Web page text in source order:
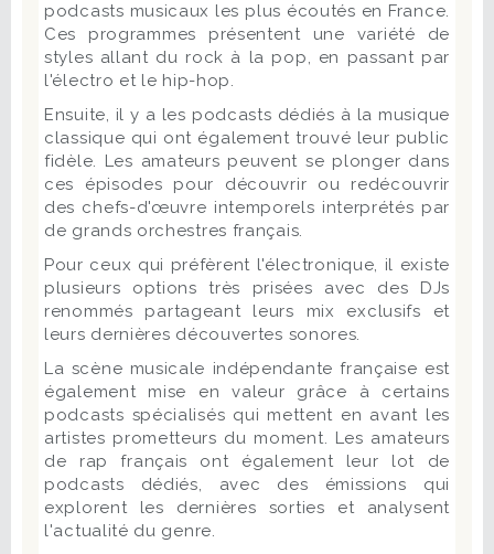
podcasts musicaux les plus écoutés en France.
Ces programmes présentent une variété de
styles allant du rock à la pop, en passant par
l'électro et le hip-hop.
Ensuite, il y a les podcasts dédiés à la musique
classique qui ont également trouvé leur public
fidèle. Les amateurs peuvent se plonger dans
ces épisodes pour découvrir ou redécouvrir
des chefs-d'œuvre intemporels interprétés par
de grands orchestres français.
Pour ceux qui préfèrent l'électronique, il existe
plusieurs options très prisées avec des DJs
renommés partageant leurs mix exclusifs et
leurs dernières découvertes sonores.
La scène musicale indépendante française est
également mise en valeur grâce à certains
podcasts spécialisés qui mettent en avant les
artistes prometteurs du moment. Les amateurs
de rap français ont également leur lot de
podcasts dédiés, avec des émissions qui
explorent les dernières sorties et analysent
l'actualité du genre.